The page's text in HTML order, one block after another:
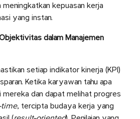
kepuasan kerja
yang instan.
dalam Manajemen
setiap indikator kinerja (KPI)
Ketika karyawan tahu apa
mereka dan dapat melihat progres
, tercipta budaya kerja yang